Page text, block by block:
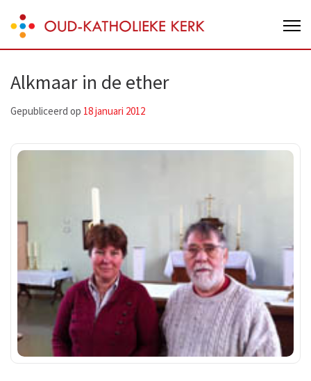
to
content
Enter)
Oud-Katholieke Kerk van Nederland
Alkmaar in de ether
Gepubliceerd op 18 januari 2012